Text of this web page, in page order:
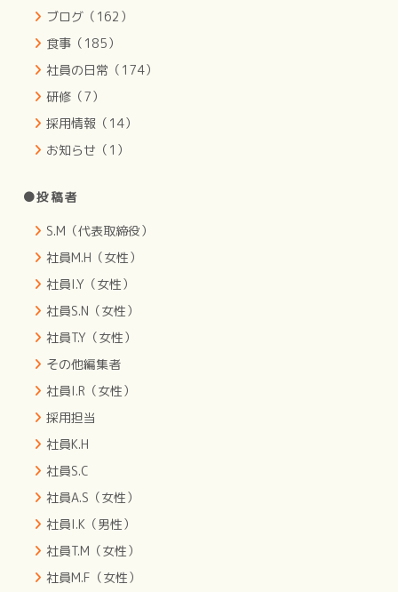
ブログ（162）
食事（185）
社員の日常（174）
研修（7）
採用情報（14）
お知らせ（1）
●投稿者
S.M（代表取締役）
社員M.H（女性）
社員I.Y（女性）
社員S.N（女性）
社員T.Y（女性）
その他編集者
社員I.R（女性）
採用担当
社員K.H
社員S.C
社員A.S（女性）
社員I.K（男性）
社員T.M（女性）
社員M.F（女性）